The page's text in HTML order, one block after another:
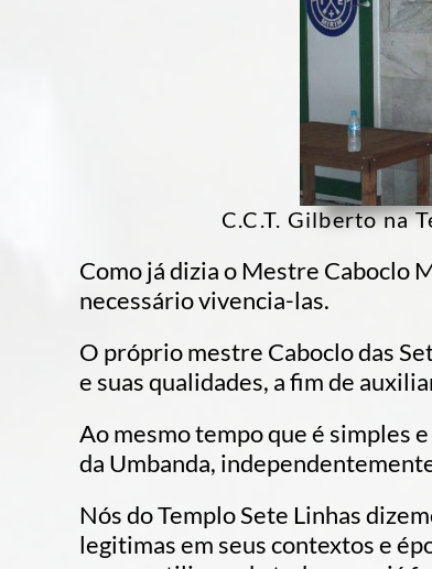
C.C.T. Gilberto na
Como já dizia o Mestre Caboclo
necessário vivencia-las.
O próprio mestre Caboclo das
e suas qualidades, a fim de
Ao mesmo tempo que é simples
da Umbanda,
Nós do Templo Sete Linhas
legitimas em seus contextos e